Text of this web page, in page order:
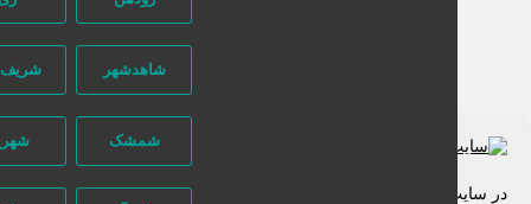
شاهدشهر شریف آباد
شمشک شهریار
سایت تبلیغاتی نیازجو کاربران مستقیما با هم تماس می‌گیرند و هیچ